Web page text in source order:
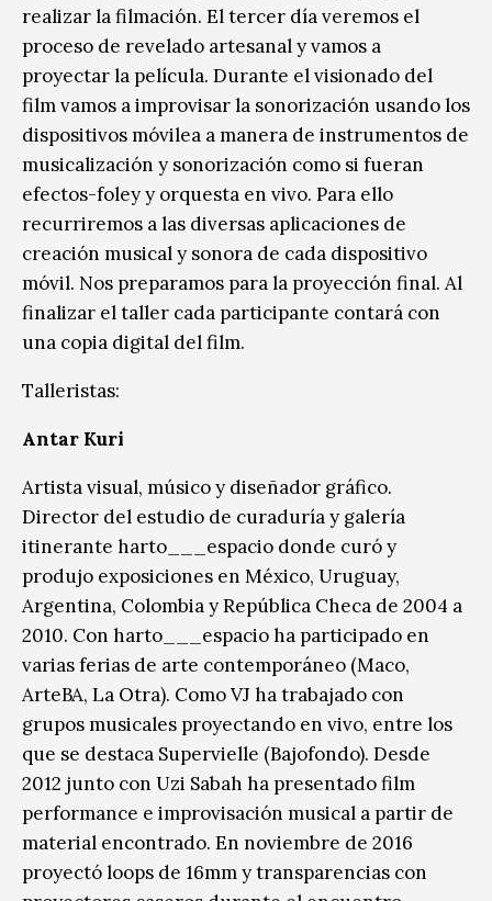
realizar la filmación. El tercer día veremos el
proceso de revelado artesanal y vamos a
proyectar la película. Durante el visionado del
film vamos a improvisar la sonorización usando los
dispositivos móvilea a manera de instrumentos de
musicalización y sonorización como si fueran
efectos-foley y orquesta en vivo. Para ello
recurriremos a las diversas aplicaciones de
creación musical y sonora de cada dispositivo
móvil. Nos preparamos para la proyección final. Al
finalizar el taller cada participante contará con
una copia digital del film.
Talleristas:
Antar Kuri
Artista visual, músico y diseñador gráfico.
Director del estudio de curaduría y galería
itinerante harto___espacio donde curó y
produjo exposiciones en México, Uruguay,
Argentina, Colombia y República Checa de 2004 a
2010. Con harto___espacio ha participado en
varias ferias de arte contemporáneo (Maco,
ArteBA, La Otra). Como VJ ha trabajado con
grupos musicales proyectando en vivo, entre los
que se destaca Supervielle (Bajofondo). Desde
2012 junto con Uzi Sabah ha presentado film
performance e improvisación musical a partir de
material encontrado. En noviembre de 2016
proyectó loops de 16mm y transparencias con